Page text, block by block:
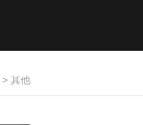
> 其他